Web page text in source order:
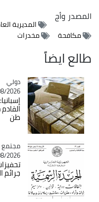
المصدروأج
المديرية
مكافحة
مخدرات
طالع ايضاً
Catégorie
دولي
2026 - 17:26
طن
Catégorie
مجتمع
2026 - 22:38
جرائم